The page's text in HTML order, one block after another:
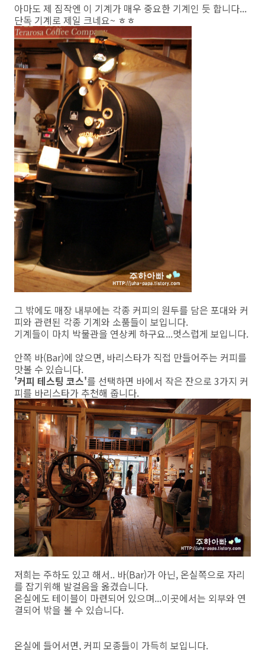
아마도 제 짐작엔 이 기계가 매우 중요한 기계인 듯 합니다...
단독 기계로 제일 크네요~ ㅎㅎ
그 밖에도 매장 내부에는 각종 커피의 원두를 담은 포대와 커
피와 관련된 각종 기계와 소품들이 보입니다.
기계들이 마치 박물관을 연상케 하구요...멋스럽게 보입니다.
안쪽 바(Bar)에 앉으면, 바리스타가 직접 만들어주는 커피를
맛볼 수 있습니다.
'커피 테스팅 코스'를 선택하면 바에서 작은 잔으로 3가지 커
피를 바리스타가 추천해 줍니다.
저희는 주하도 있고 해서.. 바(Bar)가 아닌, 온실쪽으로 자리
를 잡기위해 발걸음을 옮겼습니다.
온실에도 테이블이 마련되어 있으며...이곳에서는 외부와 연
결되어 밖을 볼 수 있습니다.
온실에 들어서면, 커피 모종들이 가득히 보입니다.